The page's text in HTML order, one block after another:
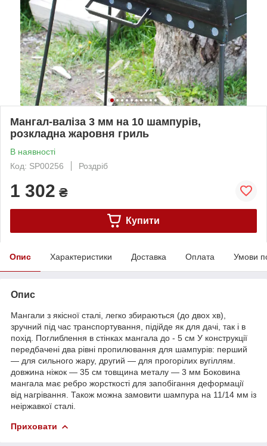
Мангал-валіза 3 мм на 10 шампурів,
розкладна жаровня гриль
В наявності
Код: SP00256
Роздріб
1 302 ₴
Купити
Опис Характеристики Доставка Оплата Умови
Опис
Мангали з якісної сталі, легко збираються (до двох хв),
зручний під час транспортування, підійде як для дачі, так і в
похід. Поглиблення в стінках мангала до - 5 см У конструкції
передбачені два рівні пропилювання для шампурів: перший
— для сильного жару, другий — для прогорілих вугіллям.
довжина ніжок — 35 см товщина металу — 3 мм Боковина
мангала має ребро жорсткості для запобігання деформації
від нагрівання. Також можна замовити шампура на 11/14 мм із
неіржавкої сталі.
Приховати